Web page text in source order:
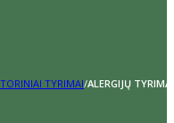
TYRIMAI/ALERGIJŲ TYRIMAI